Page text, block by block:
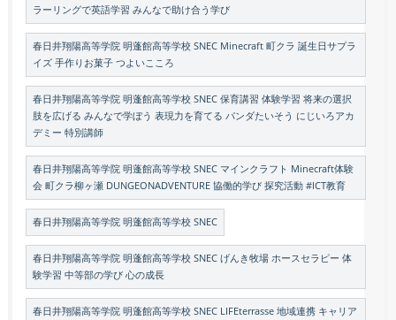
ラーリングで英語学習 みんなで助け合う学び
春日井翔陽高等学院 明蓬館高等学校 SNEC Minecraft 町クラ 誕生日サプラ
イズ 手作りお菓子 つよいこころ
春日井翔陽高等学院 明蓬館高等学校 SNEC 保育講習 体験学習 将来の選択
肢を広げる みんなで学ぼう 表現力を育てる パンダたいそう にじいろアカ
デミー 特別講師
春日井翔陽高等学院 明蓬館高等学校 SNEC マインクラフト Minecraft体験
会 町クラ柳ヶ瀬 DUNGEONADVENTURE 協働的学び 探究活動 #ICT教育
春日井翔陽高等学院 明蓬館高等学校 SNEC
春日井翔陽高等学院 明蓬館高等学校 SNEC げんき牧場 ホースセラピー 体
験学習 中等部の学び 心の成長
春日井翔陽高等学院 明蓬館高等学校 SNEC LIFEterrasse 地域連携 キャリア